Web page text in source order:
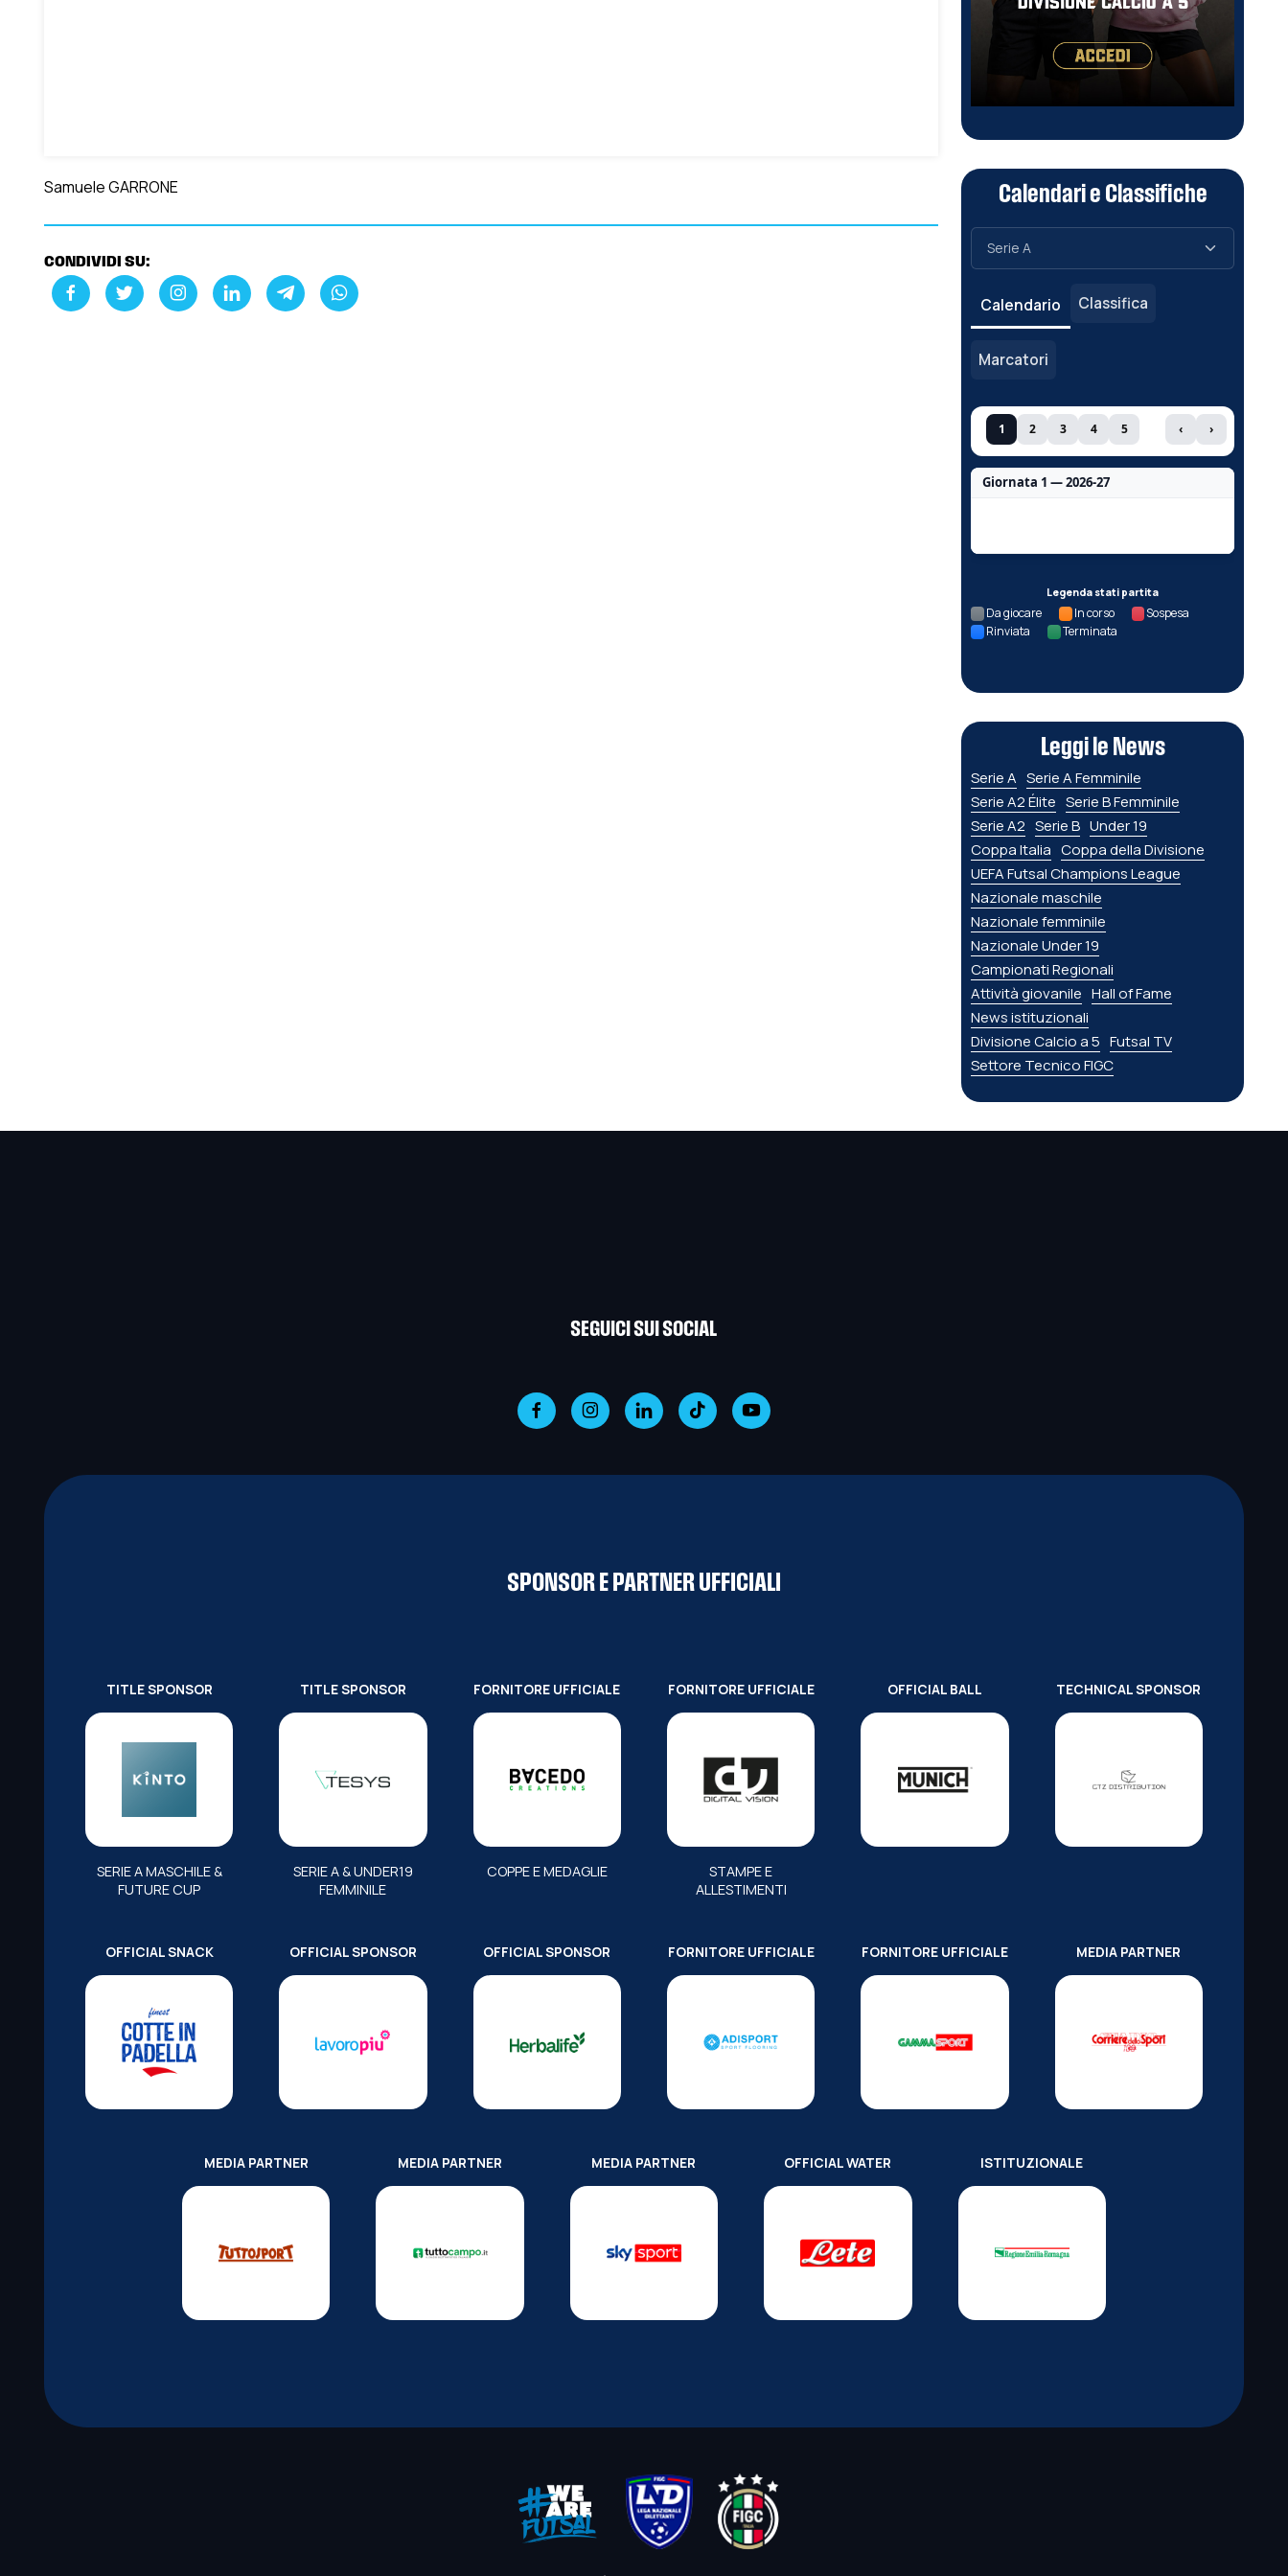
Samuele GARRONE
CONDIVIDI SU:
Calendari e Classifiche
Calendario Classifica
Marcatori
1 2 3 4 5 ‹ ›
Giornata 1 — 2026-27
Legenda stati partita
Da giocare In corso
Sospesa
Rinviata
Terminata
Leggi le News
Serie A Serie A Femminile
Serie A2 Élite Serie B Femminile
Serie A2 Serie B Under 19
Coppa Italia Coppa della Divisione
UEFA Futsal Champions League
Nazionale maschile
Nazionale femminile
Nazionale Under 19
Campionati Regionali
Attività giovanile Hall of Fame
News istituzionali
Divisione Calcio a 5 Futsal TV
Settore Tecnico FIGC
SEGUICI SUI SOCIAL
SPONSOR E PARTNER UFFICIALI
TITLE SPONSOR
SERIE A MASCHILE &
FUTURE CUP
TITLE SPONSOR
SERIE A & UNDER19
FEMMINILE
FORNITORE UFFICIALE
COPPE E MEDAGLIE
FORNITORE UFFICIALE
STAMPE E
ALLESTIMENTI
OFFICIAL BALL TECHNICAL SPONSOR
OFFICIAL SNACK OFFICIAL SPONSOR OFFICIAL SPONSOR FORNITORE UFFICIALE FORNITORE UFFICIALE MEDIA PARTNER
MEDIA PARTNER MEDIA PARTNER MEDIA PARTNER OFFICIAL WATER ISTITUZIONALE